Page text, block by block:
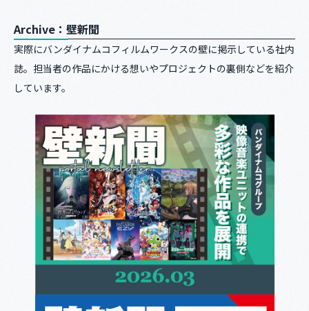
Archive：壁新聞
実際にバンダイナムコフィルムワークスの壁に掲示している社内
誌。担当者の作品にかける想いやプロジェクトの裏側などを紹介
しています。